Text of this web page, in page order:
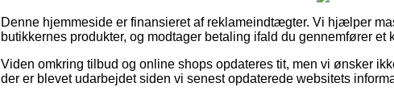
Denne hjemmeside er finansieret af reklameindtægter. Vi hjælper
butikkernes produkter, og modtager betaling ifald du gennemfører et
Viden omkring tilbud og online shops opdateres tit, men vi ønsker
der er blevet udarbejdet siden vi senest opdaterede websitets